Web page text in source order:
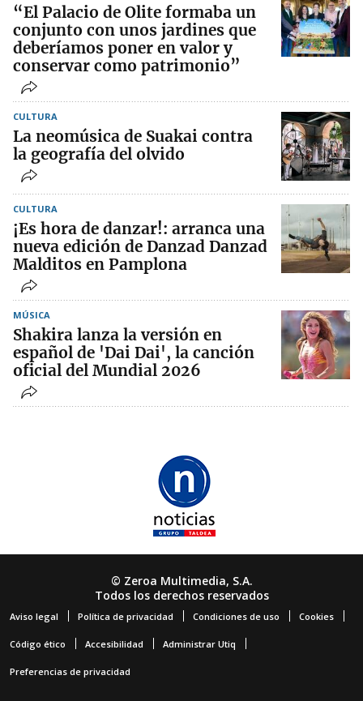
“El Palacio de Olite formaba un
conjunto con unos jardines que
deberíamos poner en valor y
conservar como patrimonio”
CULTURA
La neomúsica de Suakai contra
la geografía del olvido
CULTURA
¡Es hora de danzar!: arranca una
nueva edición de Danzad Danzad
Malditos en Pamplona
MÚSICA
Shakira lanza la versión en
español de 'Dai Dai', la canción
oficial del Mundial 2026
© Zeroa Multimedia, S.A.
Todos los derechos reservados
Aviso legal Política de privacidad Condiciones de uso Cookies
Código ético Accesibilidad Administrar Utiq
Preferencias de privacidad